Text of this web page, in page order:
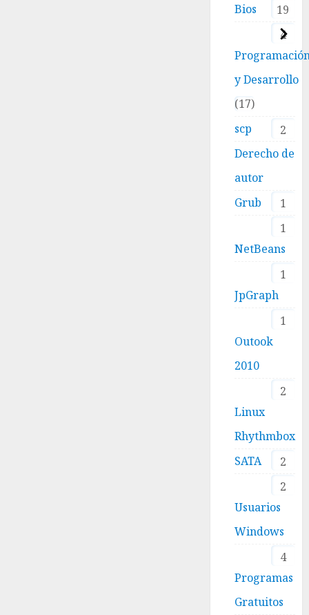
19
Bios
4
y Desarrollo
17
scp
2
Derecho de
autor
1
Grub
1
NetBeans
1
JpGraph
1
Outook
2010
2
Linux
Rhythmbox
2
SATA
2
Usuarios
Windows
4
Programas
Gratuitos